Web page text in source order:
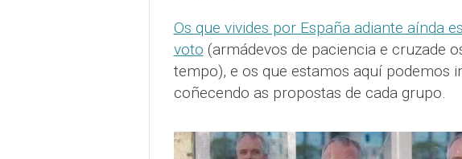
Os que vivides por España adiante aínda
voto (armádevos de paciencia e cruzade
tempo), e os que estamos aquí podemos
coñecendo as propostas de cada grupo.